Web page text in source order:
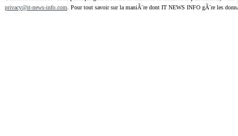
privacy@it-news-info.com . Pour tout savoir sur la maniÃ¨re dont IT NEWS INFO gÃ¨re les